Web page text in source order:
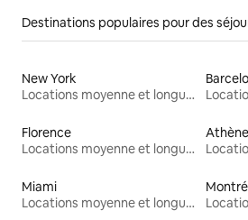
Destinations populaires pour des
New York
Locations moyenne et longue durée
Florence
Locations moyenne et longue durée
Miami
Locations moyenne et longue durée